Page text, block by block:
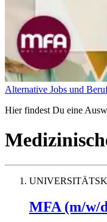
Alternative Jobs und
Hier findest Du eine
MFA (m/w/